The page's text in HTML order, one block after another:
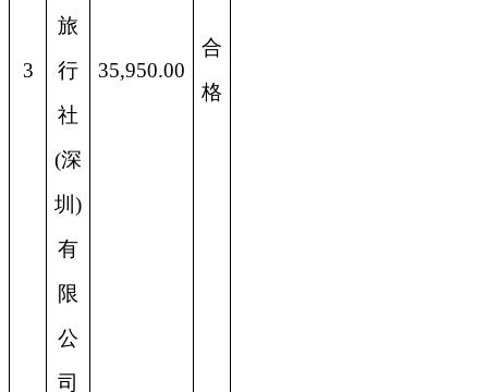
3
旅
行
社
(深
圳)
有
限
公
司
35,950.00
合
格